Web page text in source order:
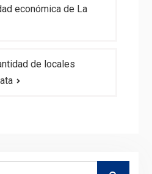
económica de La
de locales